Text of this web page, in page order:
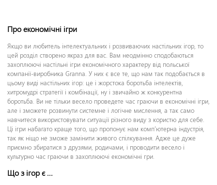
Про економічні ігри
Якщо ви любитель інтелектуальних і розвиваючих настільних ігор, то
цей розділ створено якраз для вас. Вам неодмінно сподобаються
захоплюючі настільні ігри економічного характеру від польської
компанії-виробника Granna. У них є все те, що нам так подобається в
цьому виді настільних ігор: це і жорстока боротьба інтелектів,
хитромудрі стратегії і комбінації, ну і звичайно ж конкурентна
боротьба. Ви не тільки весело проведете час граючи в економічні ігри,
але і зможете розвинути системне і логічне мислення, а так само
навчитеся використовувати ситуації різного виду з користю для себе.
Ці ігри набагато краще того, що пропонує нам комп'ютерна індустрія,
так як ніщо не зможе замінити живого спілкування. Адже це дуже
приємно збиратися з друзями, родичами, і проводити весело і
культурно час граючи в захоплюючі економічні гри.
Що з ігор є ...